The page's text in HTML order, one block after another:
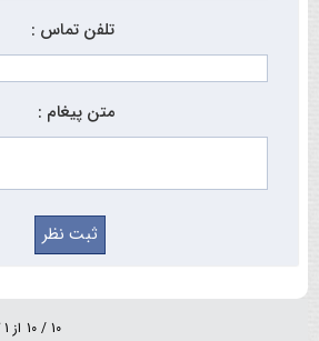
تلفن تماس :
متن پیغام :
10 / 10 از 1